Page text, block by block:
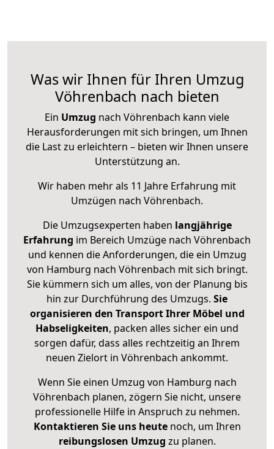
Was wir Ihnen für Ihren Umzug
Vöhrenbach nach bieten
Ein Umzug nach Vöhrenbach kann viele
Herausforderungen mit sich bringen, um Ihnen
die Last zu erleichtern – bieten wir Ihnen unsere
Unterstützung an.
Wir haben mehr als 11 Jahre Erfahrung mit
Umzügen nach Vöhrenbach.
Die Umzugsexperten haben langjährige
Erfahrung im Bereich Umzüge nach Vöhrenbach
und kennen die Anforderungen, die ein Umzug
von Hamburg nach Vöhrenbach mit sich bringt.
Sie kümmern sich um alles, von der Planung bis
hin zur Durchführung des Umzugs. Sie
organisieren den Transport Ihrer Möbel und
Habseligkeiten, packen alles sicher ein und
sorgen dafür, dass alles rechtzeitig an Ihrem
neuen Zielort in Vöhrenbach ankommt.
Wenn Sie einen Umzug von Hamburg nach
Vöhrenbach planen, zögern Sie nicht, unsere
professionelle Hilfe in Anspruch zu nehmen.
Kontaktieren Sie uns heutenoch, um Ihren
reibungslosen Umzug zu planen.